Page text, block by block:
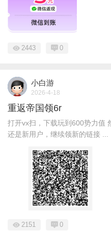
2443 0
小白游
2026-4-18
重返帝国领6r
打开vx扫，下载玩到600势力值
还是新用户，继续领新的链接 ...
2151 0